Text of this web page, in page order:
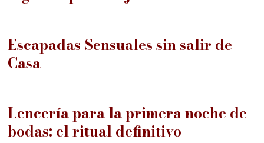
Escapadas Sensuales sin salir de
Casa
Lencería para la primera noche de
bodas: el ritual definitivo